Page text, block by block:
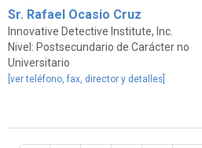
Sr. Rafael Ocasio Cruz
Innovative Detective Institute, Inc.
Nivel: Postsecundario de Carácter no
Universitario
[ver teléfono, fax, director y detalles]